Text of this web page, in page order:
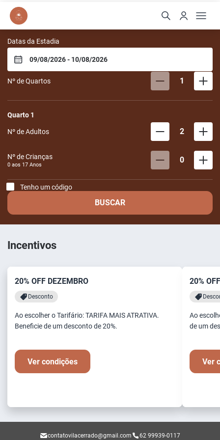
Vila Cerrado
Datas da Estadia
Nº de Quartos 1
Quarto 1
Nº de Adultos 2
Nº de Crianças
0 aos 17 Anos 0
Tenho um código
BUSCAR
Incentivos
20% OFF DEZEMBRO
Desconto
Ao escolher o Tarifário: TARIFA MAIS ATRATIVA.
Beneficie de um desconto de 20%.
Ver condições
20%
Ao
de um
Ver
contatovilacerrado@gmail.com 62 99939-0117